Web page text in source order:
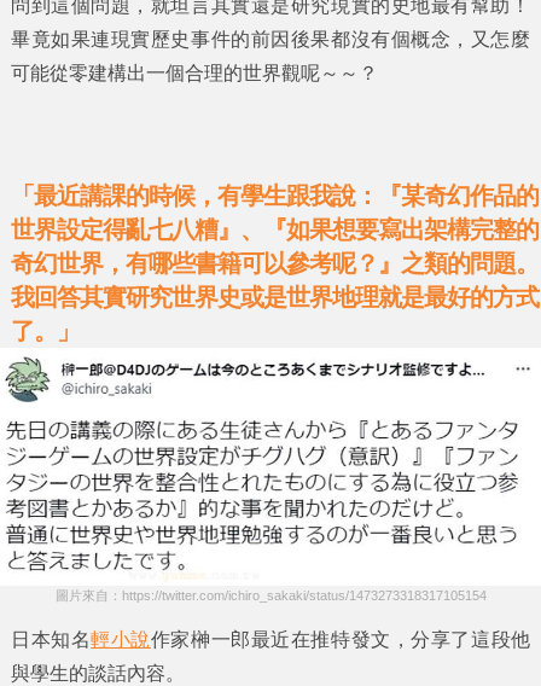
問到這個問題，就坦言其實還是研究現實的史地最有幫助！
畢竟如果連現實歷史事件的前因後果都沒有個概念，又怎麼
可能從零建構出一個合理的世界觀呢～～？
「最近講課的時候，有學生跟我說：『某奇幻作品的
世界設定得亂七八糟』、『如果想要寫出架構完整的
奇幻世界，有哪些書籍可以參考呢？』之類的問題。
我回答其實研究世界史或是世界地理就是最好的方式
了。」
圖片來自：https://twitter.com/ichiro_sakaki/status/1473273318317105154
日本知名輕小說作家榊一郎最近在推特發文，分享了這段他
與學生的談話內容。